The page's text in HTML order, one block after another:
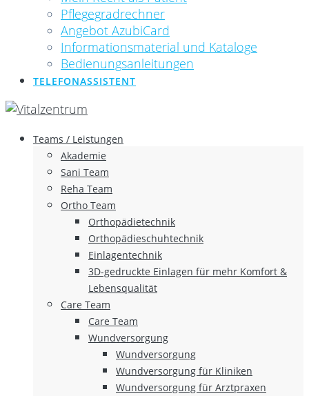
Pflegegradrechner
Angebot AzubiCard
Informationsmaterial und Kataloge
Bedienungsanleitungen
TELEFONASSISTENT
Teams / Leistungen
Akademie
Sani Team
Reha Team
Ortho Team
Orthopädietechnik
Orthopädieschuhtechnik
Einlagentechnik
3D-gedruckte Einlagen für mehr Komfort &
Lebensqualität
Care Team
Care Team
Wundversorgung
Wundversorgung
Wundversorgung für Kliniken
Wundversorgung für Arztpraxen